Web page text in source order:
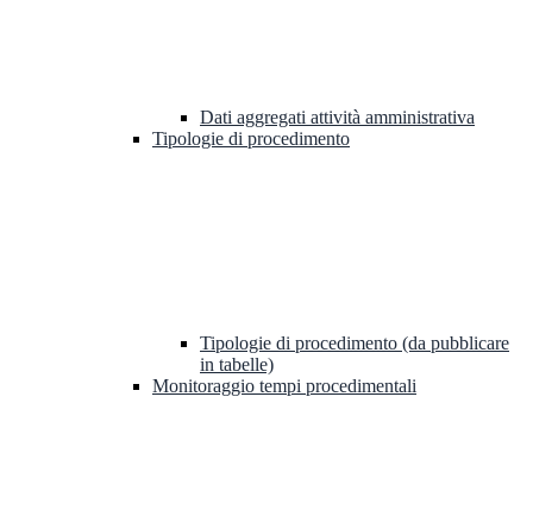
Dati aggregati attività amministrativa
Tipologie di procedimento
Tipologie di procedimento (da pubblicare
in tabelle)
Monitoraggio tempi procedimentali